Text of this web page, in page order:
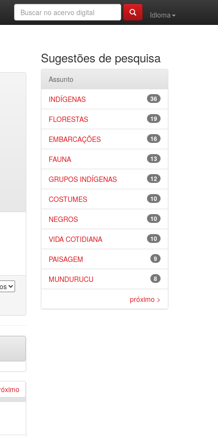
Idioma
Sugestões de pesquisa
Assunto
36
INDÍGENAS
19
FLORESTAS
16
EMBARCAÇÕES
13
FAUNA
12
GRUPOS INDÍGENAS
10
COSTUMES
10
NEGROS
10
VIDA COTIDIANA
9
PAISAGEM
8
MUNDURUCU
próximo >